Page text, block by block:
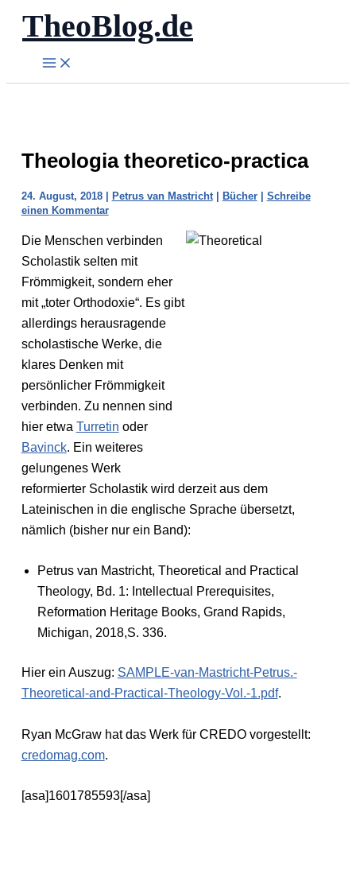
Zum
Inhalt
springen
TheoBlog.de
Theologia theoretico-practica
24. August, 2018 | Petrus van Mastricht| Bücher| Schreibe
einen Kommentar
Die Menschen verbinden
Scholastik selten mit
Frömmigkeit, sondern eher
mit „toter Orthodoxie“. Es gibt
allerdings herausragende
scholastische Werke, die
klares Denken mit
persönlicher Frömmigkeit
verbinden. Zu nennen sind
hier etwa Turretin oder
Bavinck. Ein weiteres
gelungenes Werk
reformierter Scholastik wird derzeit aus dem
Lateinischen in die englische Sprache übersetzt,
nämlich (bisher nur ein Band):
Petrus van Mastricht, Theoretical and Practical
Theology, Bd. 1: Intellectual Prerequisites,
Reformation Heritage Books, Grand Rapids,
Michigan, 2018,S. 336.
Hier ein Auszug: SAMPLE-van-Mastricht-Petrus.-
Theoretical-and-Practical-Theology-Vol.-1.pdf.
Ryan McGraw hat das Werk für CREDO vorgestellt:
credomag.com.
[asa]1601785593[/asa]